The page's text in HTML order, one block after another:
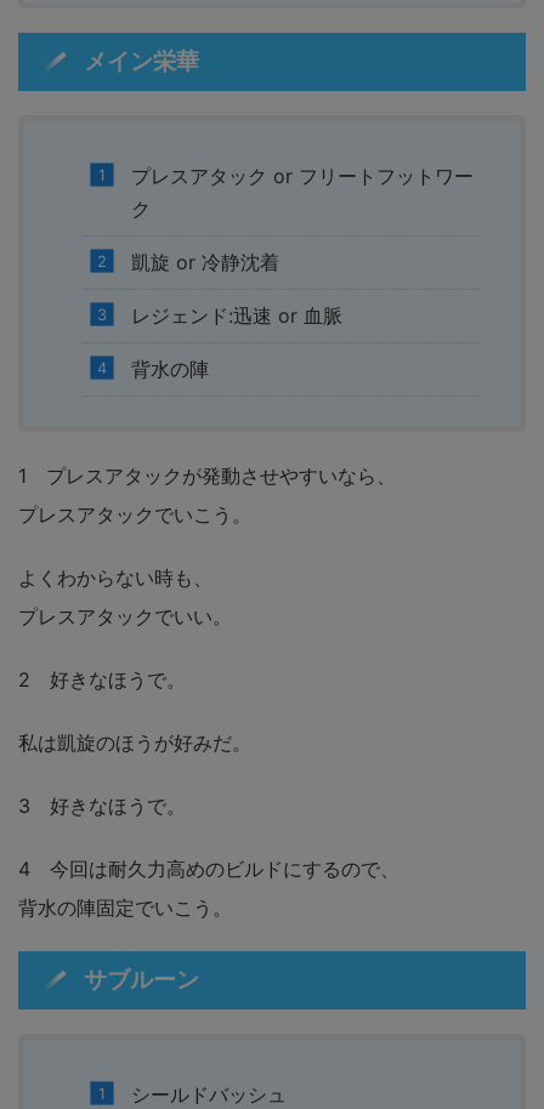
メイン栄華
プレスアタック or フリートフットワー
ク
凱旋 or 冷静沈着
レジェンド:迅速 or 血脈
背水の陣
1 プレスアタックが発動させやすいなら、
プレスアタックでいこう。
よくわからない時も、
プレスアタックでいい。
2 好きなほうで。
私は凱旋のほうが好みだ。
3 好きなほうで。
4 今回は耐久力高めのビルドにするので、
背水の陣固定でいこう。
サブルーン
シールドバッシュ